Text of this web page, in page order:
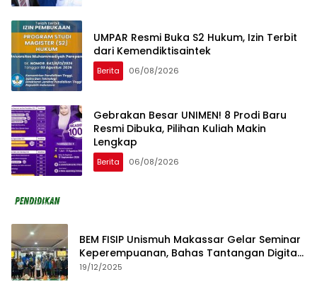
UMPAR Resmi Buka S2 Hukum, Izin Terbit
dari Kemendiktisaintek
Berita 06/08/2026
Gebrakan Besar UNIMEN! 8 Prodi Baru
Resmi Dibuka, Pilihan Kuliah Makin
Lengkap
Berita 06/08/2026
BEM FISIP Unismuh Makassar Gelar Seminar
Keperempuanan, Bahas Tantangan Digital
dan Budaya Lokal
19/12/2025